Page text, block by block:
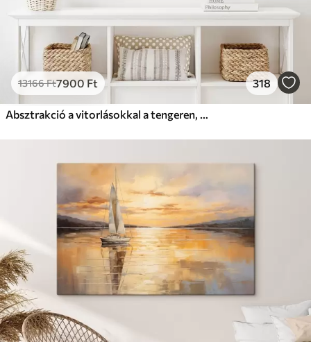
13166Ft7900 Ft 318
Absztrakció a vitorlásokkal a tengeren, akril stílusban, naplemente